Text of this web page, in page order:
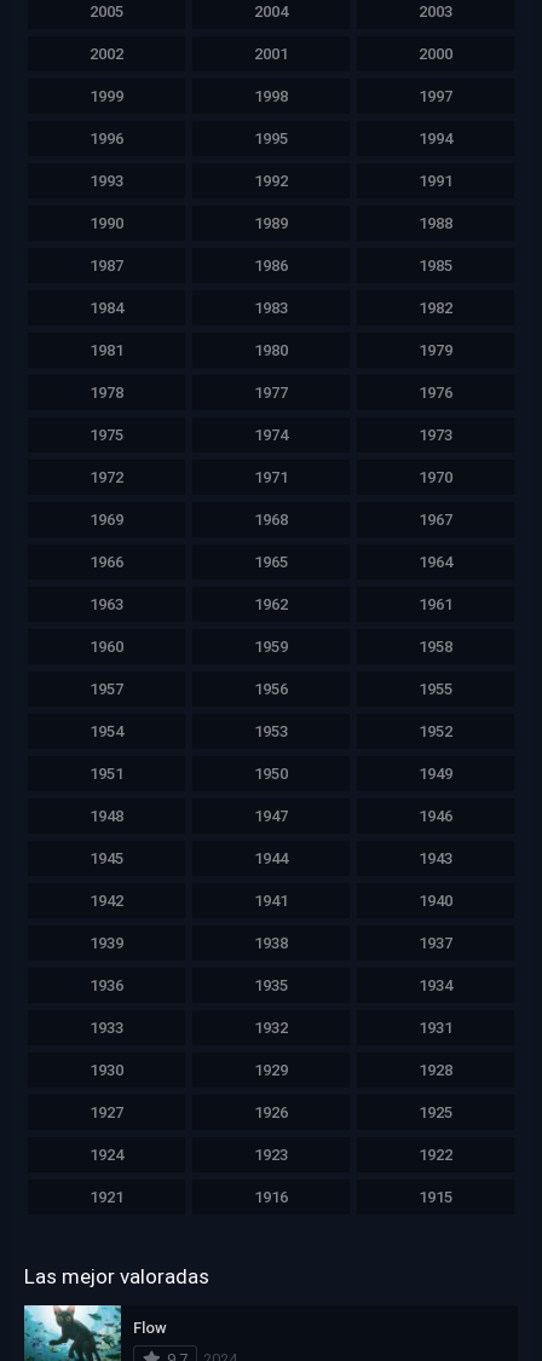
2005 2004 2003
2002 2001 2000
1999 1998 1997
1996 1995 1994
1993 1992 1991
1990 1989 1988
1987 1986 1985
1984 1983 1982
1981 1980 1979
1978 1977 1976
1975 1974 1973
1972 1971 1970
1969 1968 1967
1966 1965 1964
1963 1962 1961
1960 1959 1958
1957 1956 1955
1954 1953 1952
1951 1950 1949
1948 1947 1946
1945 1944 1943
1942 1941 1940
1939 1938 1937
1936 1935 1934
1933 1932 1931
1930 1929 1928
1927 1926 1925
1924 1923 1922
1921 1916 1915
Las mejor valoradas
Flow